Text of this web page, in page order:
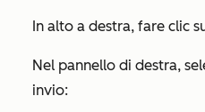
In alto a destra, fare clic
Nel pannello di destra,
invio: